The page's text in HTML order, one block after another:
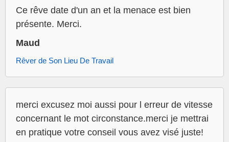
Ce rêve date d'un an et la menace est bien
présente. Merci.
Maud
Rêver de Son Lieu De Travail
merci excusez moi aussi pour l erreur de vitesse
concernant le mot circonstance.merci je mettrai
en pratique votre conseil vous avez visé juste!